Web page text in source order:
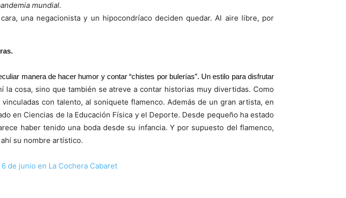
mundial.
una negacionista y un hipocondríaco deciden quedar. Al aire libre, por
manera de hacer humor y contar “chistes por bulerías”. Un estilo para disfrutar
la cosa, sino que también se atreve a contar historias muy divertidas. Como
con talento, al soniquete flamenco. Además de un gran artista, en
en Ciencias de la Educación Física y el Deporte. Desde pequeño ha estado
haber tenido una boda desde su infancia. Y por supuesto del flamenco,
su nombre artístico.